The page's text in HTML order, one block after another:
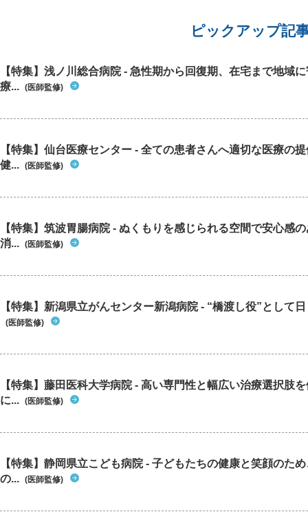
ピックアップ記
【特集】浅ノ川総合病院 - 急性期から回復期、在宅まで地域
療... (医師監修)
【特集】仙台医療センター - 全ての患者さんへ適切な医療の
健... (医師監修)
【特集】筑波胃腸病院 - ぬくもりを感じられる空間で安心感
消... (医師監修)
【特集】新潟県立がんセンター新潟病院 - “橋渡し役”として
(医師監修)
【特集】藤田医科大学病院 - 高い専門性と幅広い治療選択肢
に... (医師監修)
【特集】静岡県立こども病院 - 子どもたちの健康と笑顔のた
の... (医師監修)